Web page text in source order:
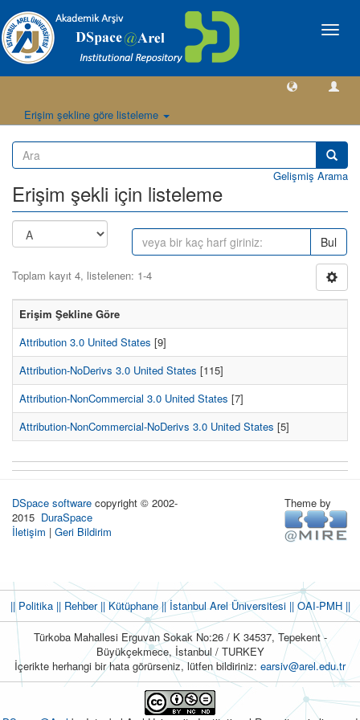
Geçiş
Erişim şekline göre listeleme
Gelişmiş Arama
Erişim şekli için listeleme
Bul
Toplam kayıt 4, listelenen: 1-4
Erişim Şekline Göre
Attribution 3.0 United States [9]
Attribution-NoDerivs 3.0 United States [115]
Attribution-NonCommercial 3.0 United States [7]
Attribution-NonCommercial-NoDerivs 3.0 United States [5]
DSpace software copyright © 2002-
2015 DuraSpace
İletişim | Geri Bildirim
Theme by
|| Politika|| Rehber|| Kütüphane|| İstanbul Arel Üniversitesi ||OAI-PMH ||
Türkoba Mahallesi Erguvan Sokak No:26 / K 34537, Tepekent -
Büyükçekmece, İstanbul / TURKEY
İçerikte herhangi bir hata görürseniz, lütfen bildiriniz: earsiv@arel.edu.tr